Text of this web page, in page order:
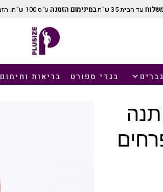
עד הבית 35 ש"ח במינימום הזמנהע"ס 100 ש"ח. הזמנה מעל
גברים בגדי ספורט בריאות וחימום